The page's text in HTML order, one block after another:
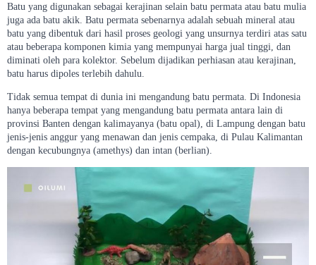
Batu yang digunakan sebagai kerajinan selain batu permata atau batu mulia
juga ada batu akik. Batu permata sebenarnya adalah sebuah mineral atau
batu yang dibentuk dari hasil proses geologi yang unsurnya terdiri atas satu
atau beberapa komponen kimia yang mempunyai harga jual tinggi, dan
diminati oleh para kolektor. Sebelum dijadikan perhiasan atau kerajinan,
batu harus dipoles terlebih dahulu.
Tidak semua tempat di dunia ini mengandung batu permata. Di Indonesia
hanya beberapa tempat yang mengandung batu permata antara lain di
provinsi Banten dengan kalimayanya (batu opal), di Lampung dengan batu
jenis-jenis anggur yang menawan dan jenis cempaka, di Pulau Kalimantan
dengan kecubungnya (amethys) dan intan (berlian).